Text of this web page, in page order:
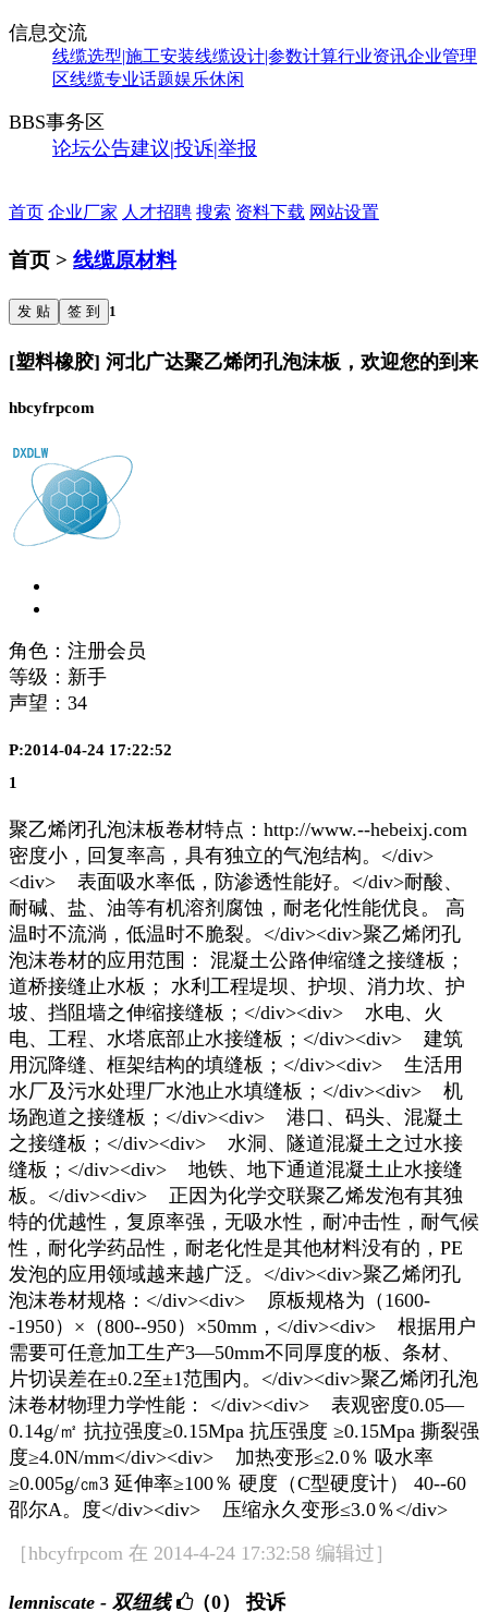
信息交流
线缆选型|施工安装线缆设计|参数计算行业资讯企业管理
区线缆专业话题娱乐休闲
BBS事务区
论坛公告建议|投诉|举报
首页 企业厂家 人才招聘 搜索 资料下载 网站设置
首页 > 线缆原材料
发 贴 签 到 1
[塑料橡胶] 河北广达聚乙烯闭孔泡沫板，欢迎您的到来
hbcyfrpcom
角色：注册会员
等级：新手
声望： 34
P:2014-04-24 17:22:52
1
聚乙烯闭孔泡沫板卷材特点：http://www.--hebeixj.com
密度小，回复率高，具有独立的气泡结构。</div>
<div> 表面吸水率低，防渗透性能好。</div>耐酸、
耐碱、盐、油等有机溶剂腐蚀，耐老化性能优良。 高
温时不流淌，低温时不脆裂。</div><div>聚乙烯闭孔
泡沫卷材的应用范围： 混凝土公路伸缩缝之接缝板；
道桥接缝止水板； 水利工程堤坝、护坝、消力坎、护
坡、挡阻墙之伸缩接缝板；</div><div> 水电、火
电、工程、水塔底部止水接缝板；</div><div> 建筑
用沉降缝、框架结构的填缝板；</div><div> 生活用
水厂及污水处理厂水池止水填缝板；</div><div> 机
场跑道之接缝板；</div><div> 港口、码头、混凝土
之接缝板；</div><div> 水洞、隧道混凝土之过水接
缝板；</div><div> 地铁、地下通道混凝土止水接缝
板。</div><div> 正因为化学交联聚乙烯发泡有其独
特的优越性，复原率强，无吸水性，耐冲击性，耐气候
性，耐化学药品性，耐老化性是其他材料没有的，PE
发泡的应用领域越来越广泛。</div><div>聚乙烯闭孔
泡沫卷材规格：</div><div> 原板规格为（1600-
-1950）×（800--950）×50mm，</div><div> 根据用户
需要可任意加工生产3—50mm不同厚度的板、条材、
片切误差在±0.2至±1范围内。</div><div>聚乙烯闭孔泡
沫卷材物理力学性能： </div><div> 表观密度0.05—
0.14g/㎡ 抗拉强度≥0.15Mpa 抗压强度 ≥0.15Mpa 撕裂强
度≥4.0N/mm</div><div> 加热变形≤2.0％ 吸水率
≥0.005g/㎝3 延伸率≥100％ 硬度（C型硬度计） 40--60
邵尔A。度</div><div> 压缩永久变形≤3.0％</div>
［hbcyfrpcom 在 2014-4-24 17:32:58 编辑过］
lemniscate - 双纽线 （0） 投诉